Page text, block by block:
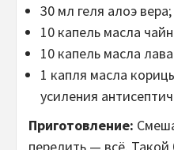
30 мл геля алоэ вера;
10 капель масла
10 капель масла
1 капля масла
усиления
Приготовление:
перелить — всё. Такой